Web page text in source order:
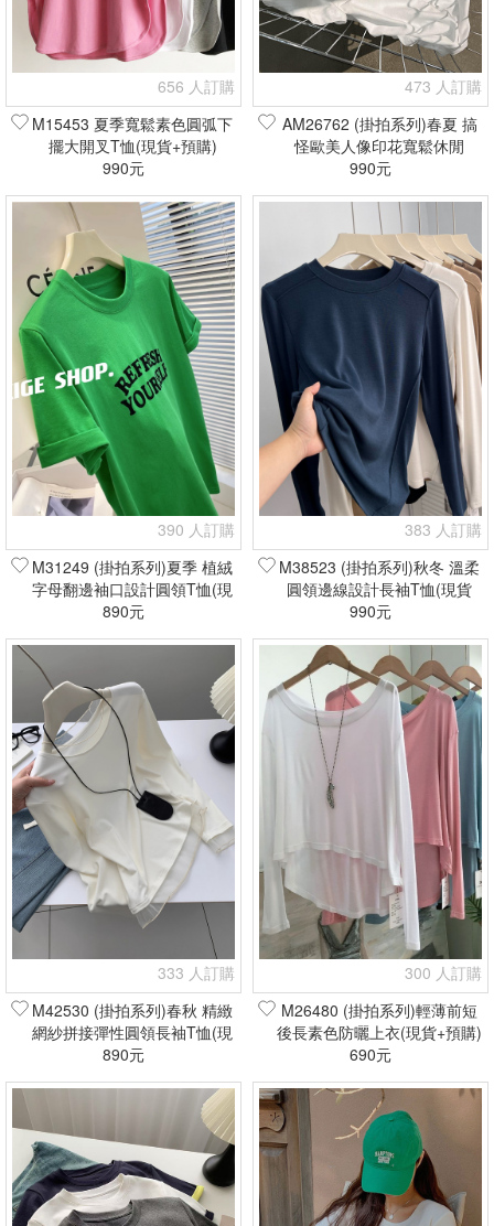
656 人訂購
M15453 夏季寬鬆素色圓弧下
擺大開叉T恤(現貨+預購)
990元
473 人訂購
AM26762 (掛拍系列)春夏 搞
怪歐美人像印花寬鬆休閒
TEE(現貨+預購)
990元
390 人訂購
M31249 (掛拍系列)夏季 植絨
字母翻邊袖口設計圓領T恤(現
貨+預購)
890元
383 人訂購
M38523 (掛拍系列)秋冬 溫柔
圓領邊線設計長袖T恤(現貨
+預購)
990元
333 人訂購
M42530 (掛拍系列)春秋 精緻
網紗拼接彈性圓領長袖T恤(現
貨+預購)
890元
300 人訂購
M26480 (掛拍系列)輕薄前短
後長素色防曬上衣(現貨+預購)
690元